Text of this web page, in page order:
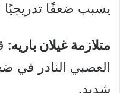
يسبب ضعفًا
متلازمة غيلان باريه:
العصبي النادر
شديد.